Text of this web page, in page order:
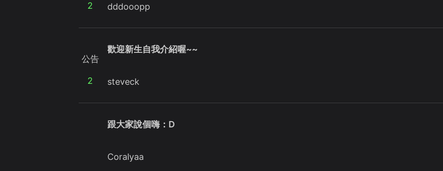
2 dddooopp
公告
2
歡迎新生自我介紹喔~~
steveck
跟大家說個嗨：D
Coralyaa